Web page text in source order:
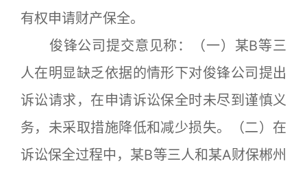
有权申请财产保全。
俊锋公司提交意见称：（一）某B等三
人在明显缺乏依据的情形下对俊锋公司提出
诉讼请求，在申请诉讼保全时未尽到谨慎义
务，未采取措施降低和减少损失。（二）在
诉讼保全过程中，某B等三人和某A财保郴州